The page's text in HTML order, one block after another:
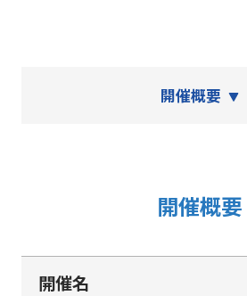
開催概要
開催概要
開催名